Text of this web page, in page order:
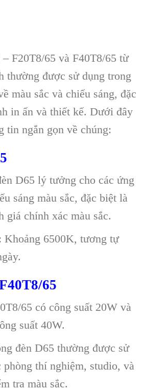
F20T8/65 và F40T8/65 từ
thường được sử dụng trong
màu sắc và chiếu sáng, đặc
in ấn và thiết kế. Dưới đây
tin ngắn gọn về chúng:
D65 lý tưởng cho các ứng
sáng màu sắc, đặc biệt là
giá chính xác màu sắc.
Khoảng 6500K, tương tự
65
65 có công suất 20W và
suất 40W.
đèn D65 thường được sử
phòng thí nghiệm, studio, và
tra màu sắc.